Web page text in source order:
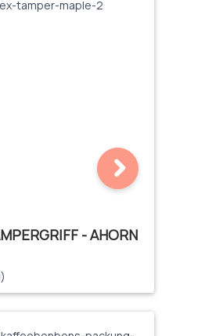
- AHORN
Bewertung von 0 von 5 Sternen